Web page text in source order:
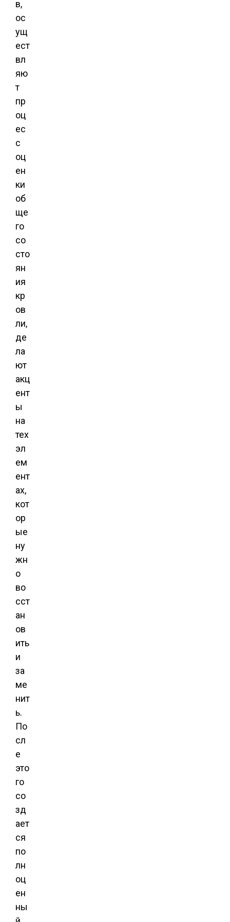
в,
ос
ущ
ест
вл
яю
т
пр
оц
ес
с
оц
ен
ки
об
ще
го
со
сто
ян
ия
кр
ов
ли,
де
ла
ют
акц
ент
ы
на
тех
эл
ем
ент
ах,
кот
ор
ые
ну
жн
о
во
сст
ан
ов
ить
и
за
ме
нит
ь.
По
сл
е
это
го
со
зд
ает
ся
по
лн
оц
ен
ны